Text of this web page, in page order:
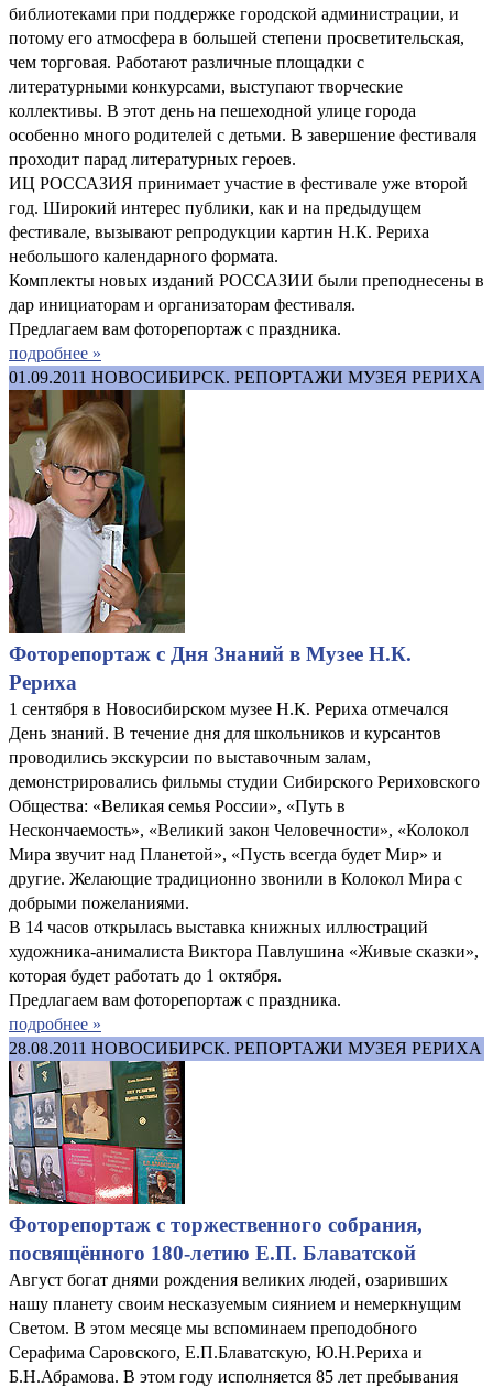
библиотеками при поддержке городской администрации, и
потому его атмосфера в большей степени просветительская,
чем торговая. Работают различные площадки с
литературными конкурсами, выступают творческие
коллективы. В этот день на пешеходной улице города
особенно много родителей с детьми. В завершение фестиваля
проходит парад литературных героев.
ИЦ РОССАЗИЯ принимает участие в фестивале уже второй
год. Широкий интерес публики, как и на предыдущем
фестивале, вызывают репродукции картин Н.К. Рериха
небольшого календарного формата.
Комплекты новых изданий РОССАЗИИ были преподнесены в
дар инициаторам и организаторам фестиваля.
Предлагаем вам фоторепортаж с праздника.
подробнее »
01.09.2011 НОВОСИБИРСК. РЕПОРТАЖИ МУЗЕЯ РЕРИХА
Фоторепортаж с Дня Знаний в Музее Н.К.
Рериха
1 сентября в Новосибирском музее Н.К. Рериха отмечался
День знаний. В течение дня для школьников и курсантов
проводились экскурсии по выставочным залам,
демонстрировались фильмы студии Сибирского Рериховского
Общества: «Великая семья России», «Путь в
Нескончаемость», «Великий закон Человечности», «Колокол
Мира звучит над Планетой», «Пусть всегда будет Мир» и
другие. Желающие традиционно звонили в Колокол Мира с
добрыми пожеланиями.
В 14 часов открылась выставка книжных иллюстраций
художника-анималиста Виктора Павлушина «Живые сказки»,
которая будет работать до 1 октября.
Предлагаем вам фоторепортаж с праздника.
подробнее »
28.08.2011 НОВОСИБИРСК. РЕПОРТАЖИ МУЗЕЯ РЕРИХА
Фоторепортаж с торжественного собрания,
посвящённого 180-летию Е.П. Блаватской
Август богат днями рождения великих людей, озаривших
нашу планету своим несказуемым сиянием и немеркнущим
Светом. В этом месяце мы вспоминаем преподобного
Серафима Саровского, Е.П.Блаватскую, Ю.Н.Рериха и
Б.Н.Абрамова. В этом году исполняется 85 лет пребывания